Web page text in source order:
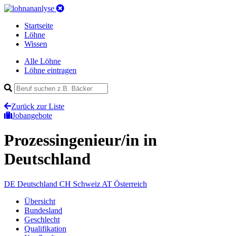
Startseite
Löhne
Wissen
Alle Löhne
Löhne eintragen
Zurück zur Liste
Jobangebote
Prozessingenieur/in in
Deutschland
DE Deutschland CH Schweiz AT Österreich
Übersicht
Bundesland
Geschlecht
Qualifikation